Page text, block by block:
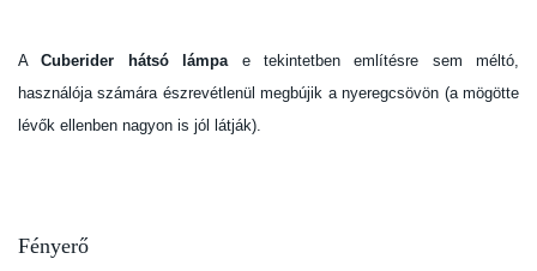
ACuberider hátsó lámpae tekintetben említésre sem méltó,
használója számára észrevétlenül megbújik a nyeregcsövön (a mögötte
lévők ellenben nagyon is jól látják).
Fényerő